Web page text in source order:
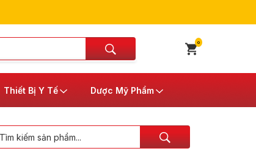
0
Thiết Bị Y Tế Dược Mỹ Phẩm